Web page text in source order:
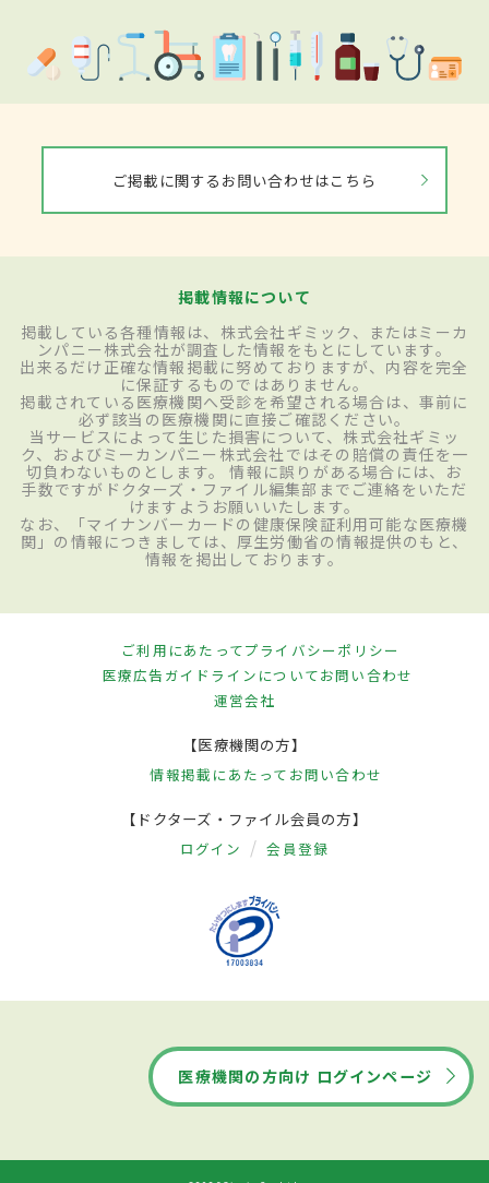
ご掲載に関するお問い合わせはこちら
掲載情報について
掲載している各種情報は、株式会社ギミック、またはミーカ
ンパニー株式会社が調査した情報をもとにしています。
出来るだけ正確な情報掲載に努めておりますが、内容を完全
に保証するものではありません。
掲載されている医療機関へ受診を希望される場合は、事前に
必ず該当の医療機関に直接ご確認ください。
当サービスによって生じた損害について、株式会社ギミッ
ク、およびミーカンパニー株式会社ではその賠償の責任を一
切負わないものとします。 情報に誤りがある場合には、お
手数ですがドクターズ・ファイル編集部までご連絡をいただ
けますようお願いいたします。
なお、「マイナンバーカードの健康保険証利用可能な医療機
関」の情報につきましては、厚生労働省の情報提供のもと、
情報を掲出しております。
ご利用にあたってプライバシーポリシー
医療広告ガイドラインについてお問い合わせ
運営会社
【医療機関の方】
情報掲載にあたって お問い合わせ
【ドクターズ・ファイル会員の方】
ログイン 会員登録
医療機関の方向け ログインページ